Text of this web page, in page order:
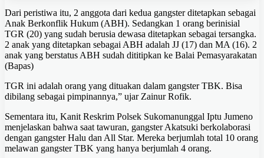
Dari peristiwa itu, 2 anggota dari kedua gangster ditetapkan sebagai
Anak Berkonflik Hukum (ABH). Sedangkan 1 orang berinisial
TGR (20) yang sudah berusia dewasa ditetapkan sebagai tersangka.
2 anak yang ditetapkan sebagai ABH adalah JJ (17) dan MA (16). 2
anak yang berstatus ABH sudah dititipkan ke Balai Pemasyarakatan
(Bapas)
TGR ini adalah orang yang dituakan dalam gangster TBK. Bisa
dibilang sebagai pimpinannya,” ujar Zainur Rofik.
Sementara itu, Kanit Reskrim Polsek Sukomanunggal Iptu Jumeno
menjelaskan bahwa saat tawuran, gangster Akatsuki berkolaborasi
dengan gangster Halu dan All Star. Mereka berjumlah total 10 orang
melawan gangster TBK yang hanya berjumlah 4 orang.